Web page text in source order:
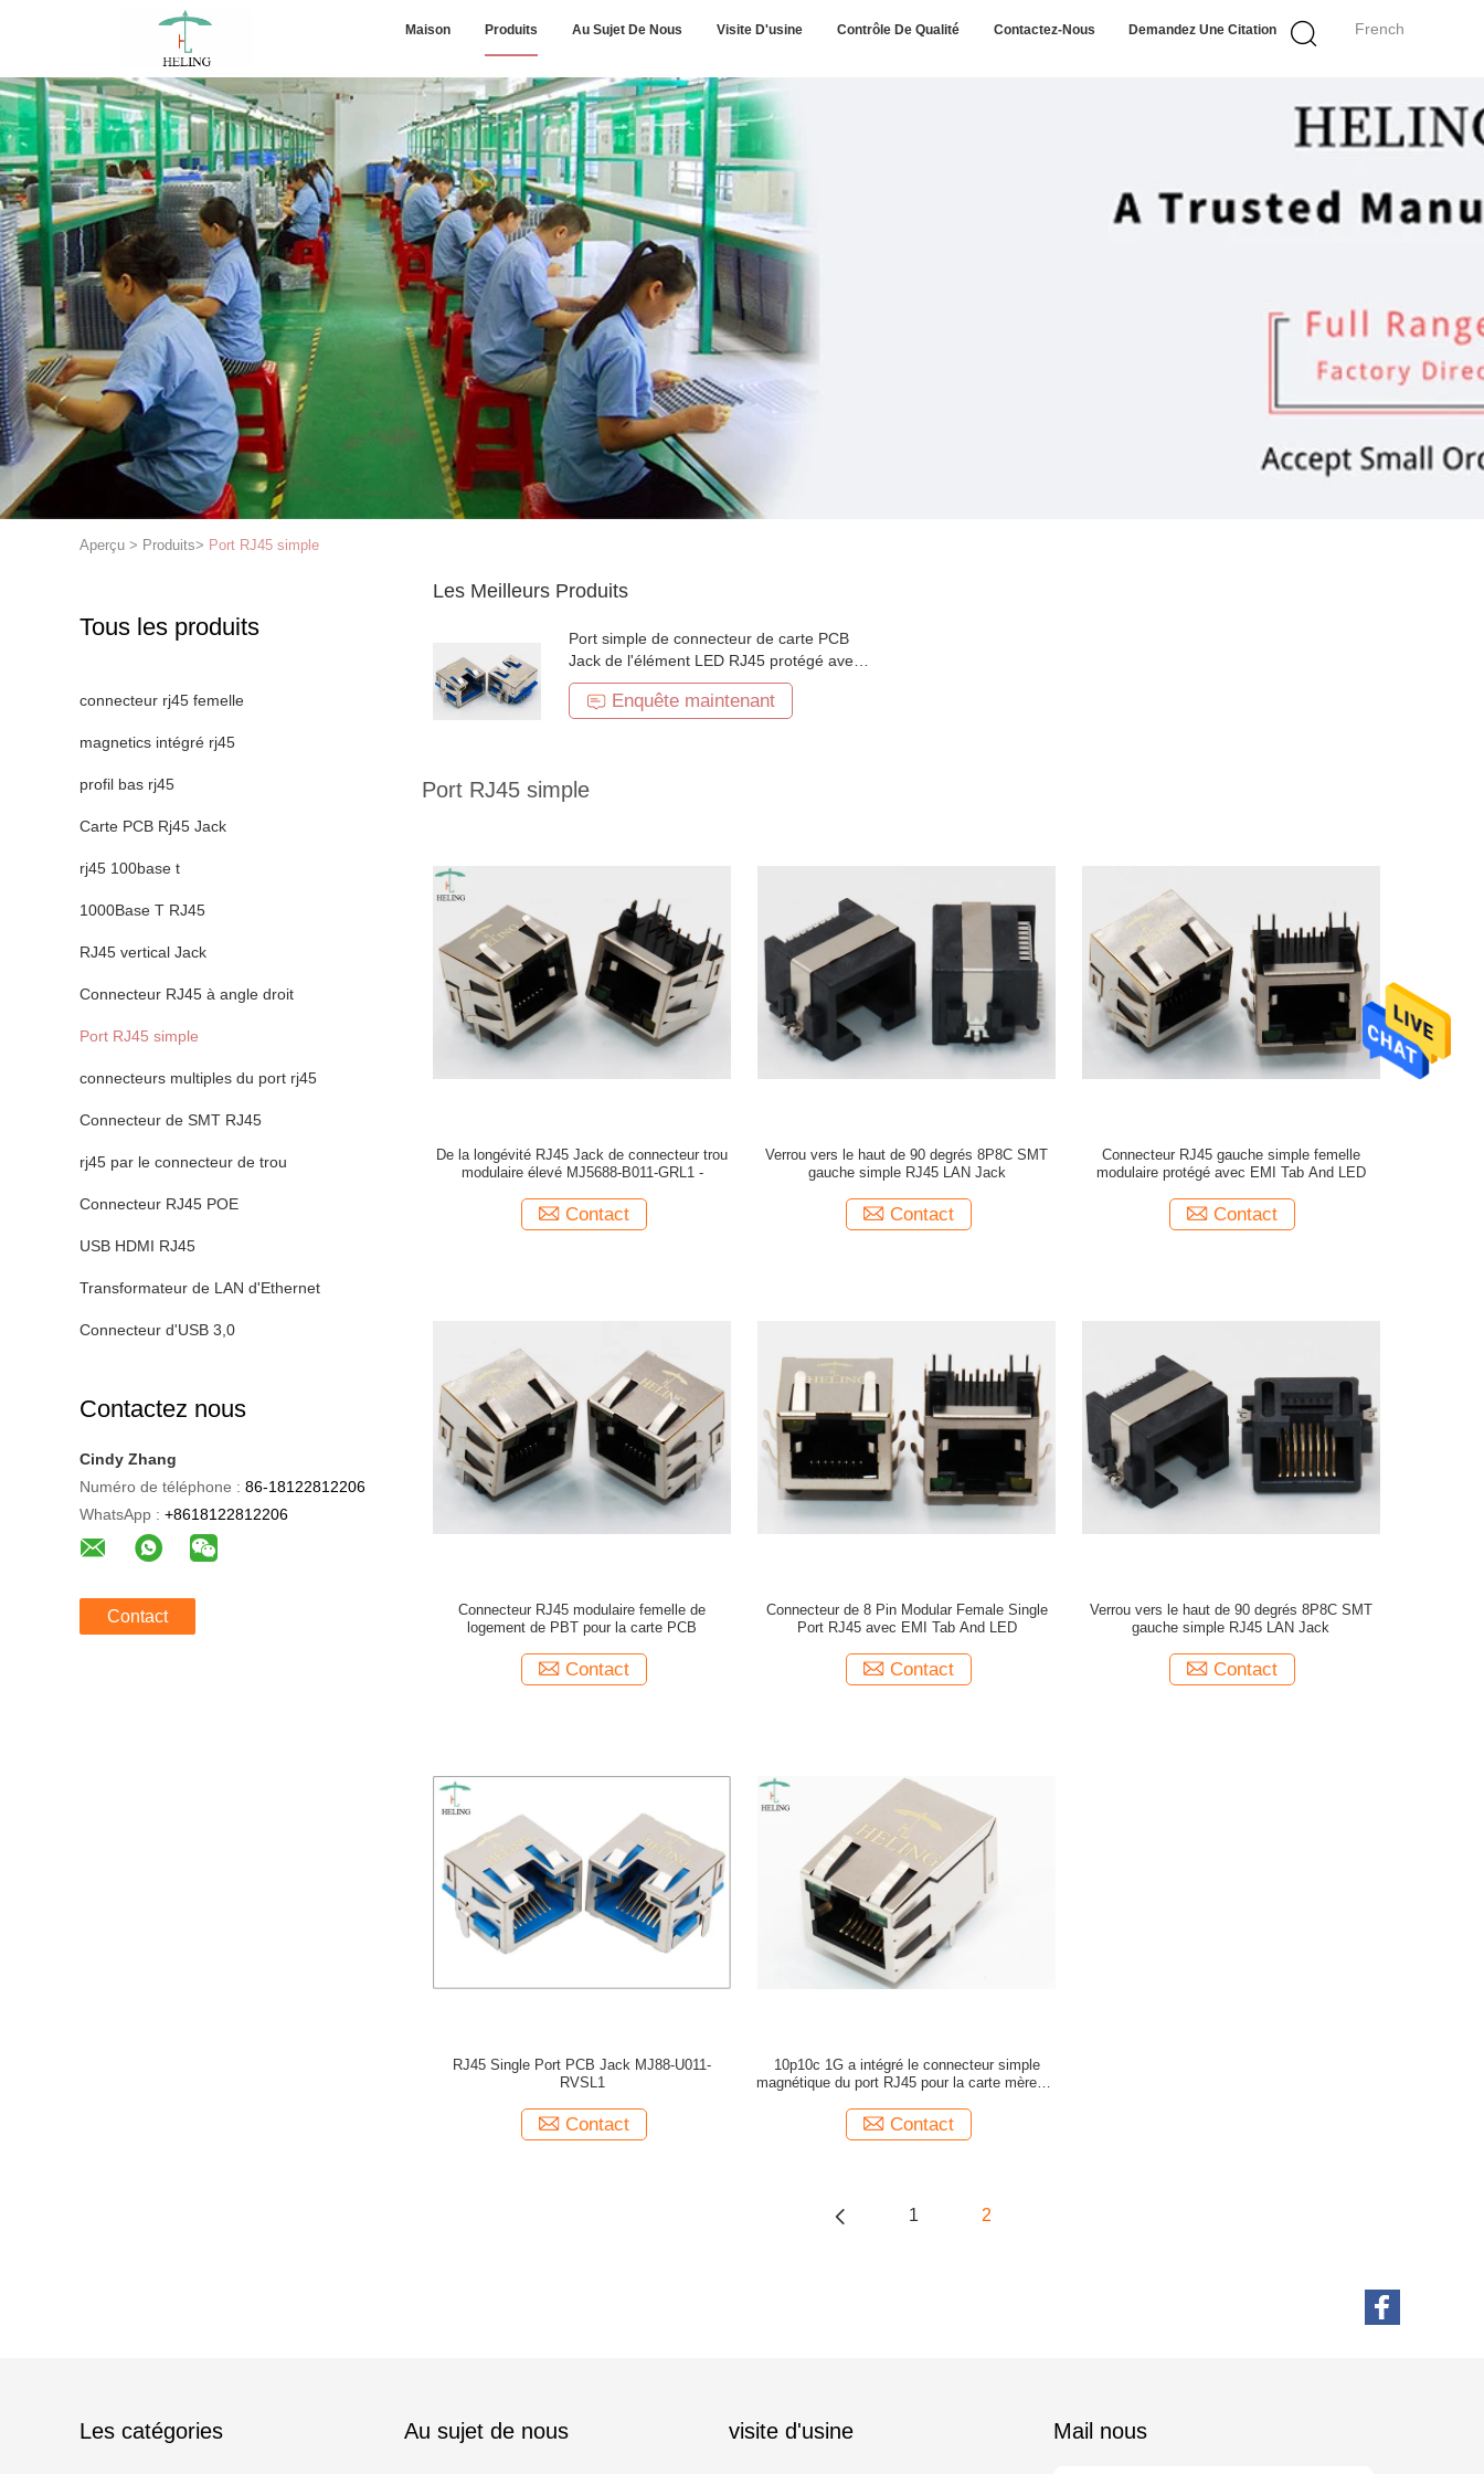
French
Maison Produits Au Sujet De Nous Visite D'usine Contrôle De Qualité Contactez-Nous Demandez Une Citation
Aperçu > Produits> Port RJ45 simple
Tous les produits
connecteur rj45 femelle
magnetics intégré rj45
profil bas rj45
Carte PCB Rj45 Jack
rj45 100base t
1000Base T RJ45
RJ45 vertical Jack
Connecteur RJ45 à angle droit
Port RJ45 simple
connecteurs multiples du port rj45
Connecteur de SMT RJ45
rj45 par le connecteur de trou
Connecteur RJ45 POE
USB HDMI RJ45
Transformateur de LAN d'Ethernet
Connecteur d'USB 3,0
Contactez nous
Cindy Zhang
Numéro de téléphone : 86-18122812206
WhatsApp : +8618122812206
Contact
Les Meilleurs Produits
Port simple de connecteur de carte PCB
Jack de l'élément LED RJ45 protégé avec
des étiquettes d'IEM
Enquête maintenant
Port RJ45 simple
De la longévité RJ45 Jack de connecteur trou
modulaire élevé MJ5688-B011-GRL1 -
Contact
Verrou vers le haut de 90 degrés 8P8C SMT
gauche simple RJ45 LAN Jack
Contact
Connecteur RJ45 gauche simple femelle
modulaire protégé avec EMI Tab And LED
Contact
Connecteur RJ45 modulaire femelle de
logement de PBT pour la carte PCB
Contact
Connecteur de 8 Pin Modular Female Single
Port RJ45 avec EMI Tab And LED
Contact
Verrou vers le haut de 90 degrés 8P8C SMT
gauche simple RJ45 LAN Jack
Contact
RJ45 Single Port PCB Jack MJ88-U011-
RVSL1
Contact
10p10c 1G a intégré le connecteur simple
magnétique du port RJ45 pour la carte mère de
Contact
1 2
Les catégories Au sujet de nous visite d'usine Mail nous